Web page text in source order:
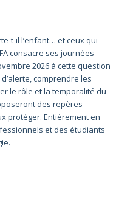
t-il l’enfant… et ceux qui
consacre ses journées
2026 à cette question
comprendre les
le rôle et la temporalité du
des repères
protéger. Entièrement en
et des étudiants